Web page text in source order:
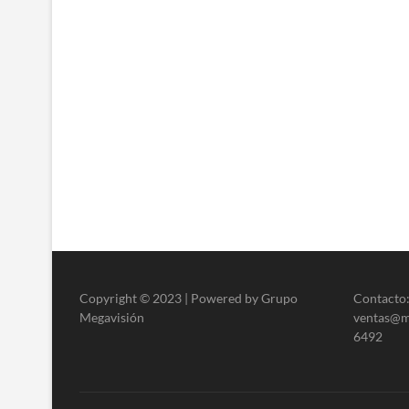
Copyright © 2023 | Powered by Grupo
Megavisión
6492